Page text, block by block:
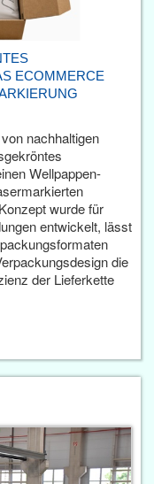
ECOMMERCE
nachhaltigen
Wellpappen-
wurde für
entwickelt, lässt
die
der Lieferkette